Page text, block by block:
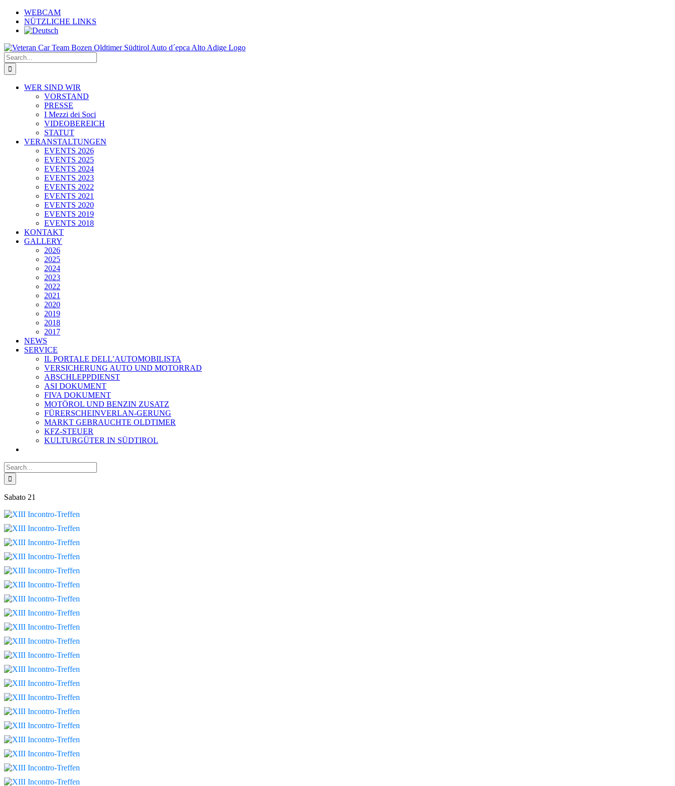
Skip
content
WEBCAM
NÜTZLICHE LINKS
Search
for:
WER SIND WIR
VORSTAND
PRESSE
I Mezzi dei Soci
VIDEOBEREICH
STATUT
VERANSTALTUNGEN
EVENTS 2026
EVENTS 2025
EVENTS 2024
EVENTS 2023
EVENTS 2022
EVENTS 2021
EVENTS 2020
EVENTS 2019
EVENTS 2018
KONTAKT
GALLERY
2026
2025
2024
2023
2022
2021
2020
2019
2018
2017
NEWS
SERVICE
IL PORTALE DELL’AUTOMOBILISTA
VERSICHERUNG AUTO UND MOTORRAD
ABSCHLEPPDIENST
ASI DOKUMENT
FIVA DOKUMENT
MOTÖROL UND BENZIN ZUSATZ
FÜRERSCHEINVERLAN-GERUNG
MARKT GEBRAUCHTE OLDTIMER
KFZ-STEUER
KULTURGÜTER IN SÜDTIROL
Search
for:
Sabato 21